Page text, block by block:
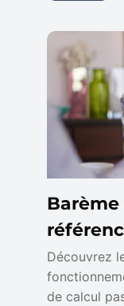
Barème
votre
Découvrez
de calcul